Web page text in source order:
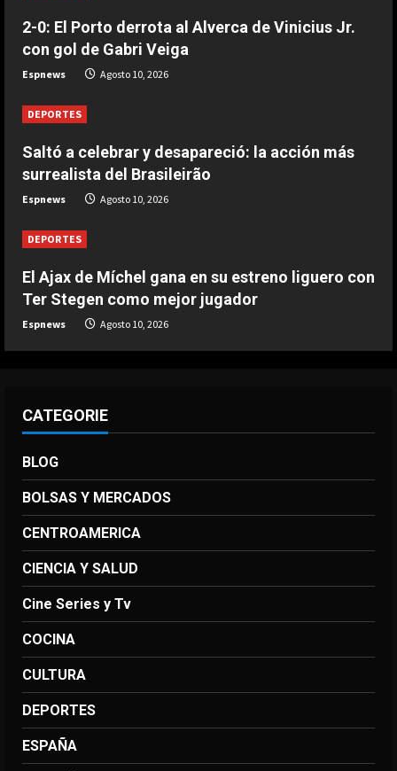
3
Saltó a celebrar y desapareció: la
acción más surrealista del
Brasileirão
4
2-0: El Porto derrota al Alverca de
Vinicius Jr. con gol de Gabri Veiga
Agosto 10, 2026
gran actuación de Prestianni y su
golazo
Agosto 10, 2026
2-0: El Porto derrota al Alverca de Vinicius Jr.
con gol de Gabri Veiga
Espnews Agosto 10, 2026
DEPORTES
Saltó a celebrar y desapareció: la acción más
surrealista del Brasileirão
Espnews Agosto 10, 2026
DEPORTES
El Ajax de Míchel gana en su estreno liguero con
Ter Stegen como mejor jugador
Espnews Agosto 10, 2026
CATEGORIE
BLOG
BOLSAS Y MERCADOS
CENTROAMERICA
CIENCIA Y SALUD
Cine Series y Tv
COCINA
CULTURA
DEPORTES
ESPAÑA